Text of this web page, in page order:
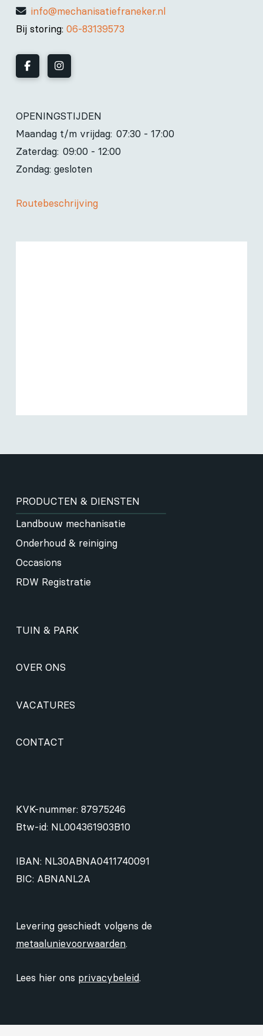
info@mechanisatiefraneker.nl
Bij storing: 06-83139573
OPENINGSTIJDEN
Maandag t/m vrijdag: 07:30 - 17:00
Zaterdag: 09:00 - 12:00
Zondag: gesloten
Routebeschrijving
PRODUCTEN & DIENSTEN
Landbouw mechanisatie
Onderhoud & reiniging
Occasions
RDW Registratie
TUIN & PARK
OVER ONS
VACATURES
CONTACT
KVK-nummer: 87975246
Btw-id: NL004361903B10
IBAN: NL30ABNA0411740091
BIC: ABNANL2A
Levering geschiedt volgens de
metaalunievoorwaarden.
Lees hier ons privacybeleid.